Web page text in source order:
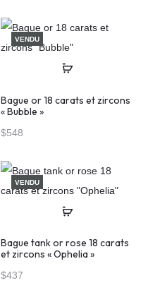
VENDU
Bague or 18 carats et zircons
« Bubble »
$548
VENDU
Bague tank or rose 18 carats
et zircons « Ophelia »
$437